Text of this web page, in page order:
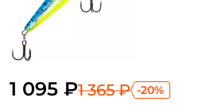
1 095 ₽1 365 ₽ -20%